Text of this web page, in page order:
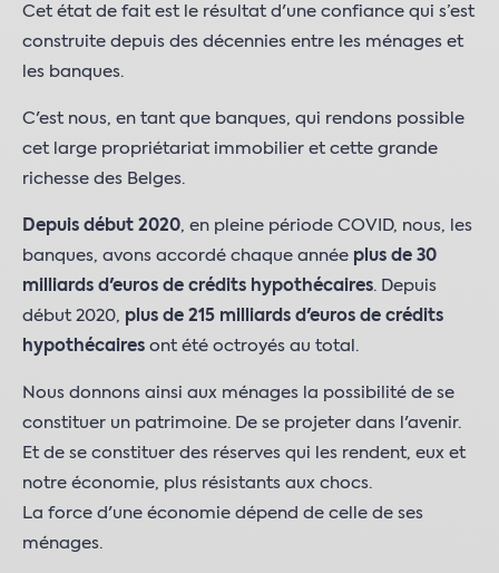
Cet état de fait est le résultat d'une confiance qui s’est
construite depuis des décennies entre les ménages et
les banques.
C'est nous, en tant que banques, qui rendons possible
cet large propriétariat immobilier et cette grande
richesse des Belges.
Depuis début 2020, en pleine période COVID, nous, les
banques, avons accordé chaque année plus de 30
milliards d'euros de crédits hypothécaires. Depuis
début 2020, plus de 215 milliards d'euros de crédits
hypothécaires ont été octroyés au total.
Nous donnons ainsi aux ménages la possibilité de se
constituer un patrimoine. De se projeter dans l'avenir.
Et de se constituer des réserves qui les rendent, eux et
notre économie, plus résistants aux chocs.
La force d'une économie dépend de celle de ses
ménages.